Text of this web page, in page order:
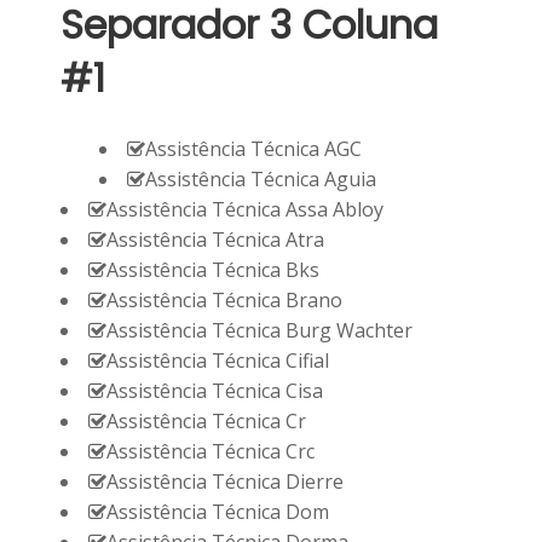
Separador 3 Coluna
#1
Assistência Técnica AGC
Assistência Técnica Aguia
Assistência Técnica Assa Abloy
Assistência Técnica Atra
Assistência Técnica Bks
Assistência Técnica Brano
Assistência Técnica Burg Wachter
Assistência Técnica Cifial
Assistência Técnica Cisa
Assistência Técnica Cr
Assistência Técnica Crc
Assistência Técnica Dierre
Assistência Técnica Dom